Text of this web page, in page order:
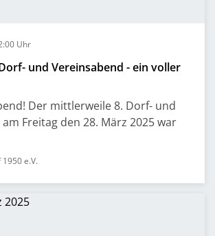
Uhr
und Vereinsabend - ein voller
Der mittlerweile 8. Dorf- und
Freitag den 28. März 2025 war
e.V.